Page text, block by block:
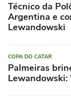
Técnico da
Argentina e
Lewandowski
COPA DO CATAR
Palmeiras